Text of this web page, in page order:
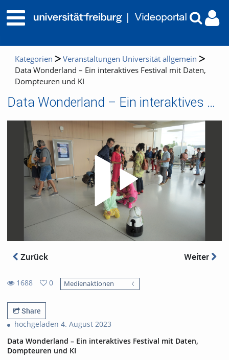
Kategorien
Veranstaltungen Universität allgemein
Data Wonderland – Ein interaktives Festival mit Daten,
Dompteuren und KI
Data Wonderland – Ein interaktives Festival mit Daten, Dompteuren und KI
Zurück Weiter
1688
views
0
favorites
Medienaktionen
Share
hochgeladen 4. August 2023
Data Wonderland – Ein interaktives Festival mit Daten,
Dompteuren und KI